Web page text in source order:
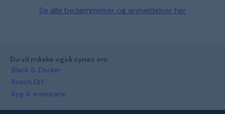
Se alle bedømmelser og anmeldelser her
Du vil måske også synes om
Black & Decker
Bosch DIY
Byg & inventarie